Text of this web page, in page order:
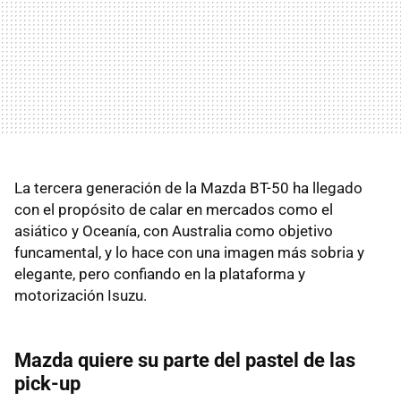
La tercera generación de la Mazda BT-50 ha llegado
con el propósito de calar en mercados como el
asiático y Oceanía, con Australia como objetivo
funcamental, y lo hace con una imagen más sobria y
elegante, pero confiando en la plataforma y
motorización Isuzu.
Mazda quiere su parte del pastel de las
pick-up